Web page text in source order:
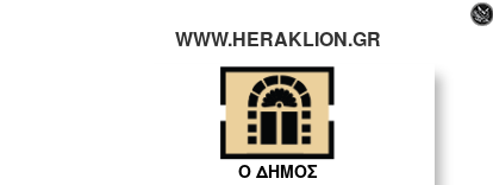
WWW.HERAKLION.GR
Ο ΔΗΜΟΣ